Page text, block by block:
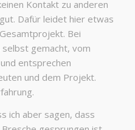
Kontakt zu anderen
Dafür leidet hier etwas
Bei
selbst gemacht, vom
entsprechen
und dem Projekt.
ich aber sagen, dass